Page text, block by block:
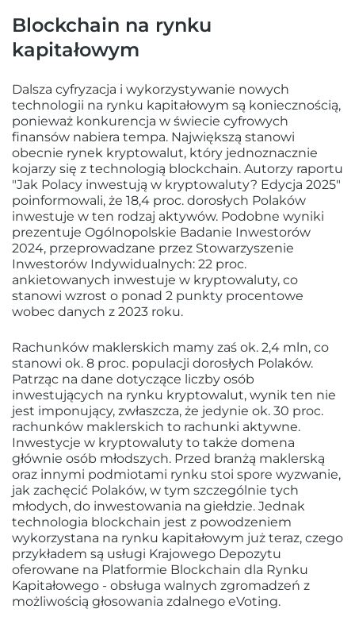
Blockchain na rynku
kapitałowym
Dalsza cyfryzacja i wykorzystywanie nowych
technologii na rynku kapitałowym są koniecznością,
ponieważ konkurencja w świecie cyfrowych
finansów nabiera tempa. Największą stanowi
obecnie rynek kryptowalut, który jednoznacznie
kojarzy się z technologią blockchain. Autorzy raportu
"Jak Polacy inwestują w kryptowaluty? Edycja 2025"
poinformowali, że 18,4 proc. dorosłych Polaków
inwestuje w ten rodzaj aktywów. Podobne wyniki
prezentuje Ogólnopolskie Badanie Inwestorów
2024, przeprowadzane przez Stowarzyszenie
Inwestorów Indywidualnych: 22 proc.
ankietowanych inwestuje w kryptowaluty, co
stanowi wzrost o ponad 2 punkty procentowe
wobec danych z 2023 roku.
Rachunków maklerskich mamy zaś ok. 2,4 mln, co
stanowi ok. 8 proc. populacji dorosłych Polaków.
Patrząc na dane dotyczące liczby osób
inwestujących na rynku kryptowalut, wynik ten nie
jest imponujący, zwłaszcza, że jedynie ok. 30 proc.
rachunków maklerskich to rachunki aktywne.
Inwestycje w kryptowaluty to także domena
głównie osób młodszych. Przed branżą maklerską
oraz innymi podmiotami rynku stoi spore wyzwanie,
jak zachęcić Polaków, w tym szczególnie tych
młodych, do inwestowania na giełdzie. Jednak
technologia blockchain jest z powodzeniem
wykorzystana na rynku kapitałowym już teraz, czego
przykładem są usługi Krajowego Depozytu
oferowane na Platformie Blockchain dla Rynku
Kapitałowego - obsługa walnych zgromadzeń z
możliwością głosowania zdalnego eVoting.